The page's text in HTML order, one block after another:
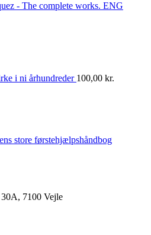
- The complete works. ENG
i ni århundreder 100,00 kr.
store førstehjælpshåndbog
7100 Vejle